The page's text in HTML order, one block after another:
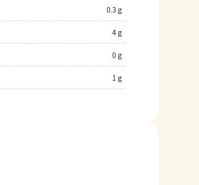
0.3 g
4 g
0 g
1 g